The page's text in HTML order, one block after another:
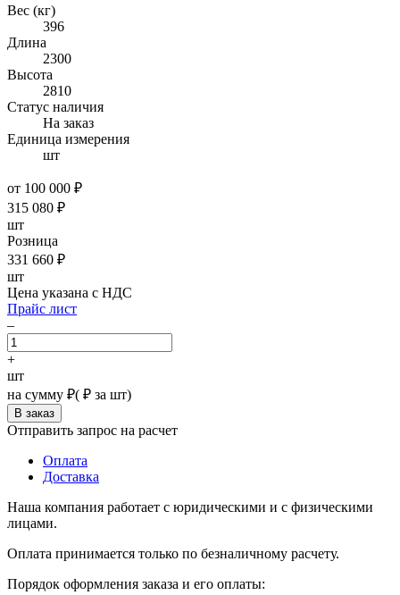
Вес (кг)
396
Длина
2300
Высота
2810
Статус наличия
На заказ
Единица измерения
шт
от 100 000 ₽
315 080 ₽
шт
Розница
331 660 ₽
шт
Цена указана с НДС
Прайс лист
–
+
шт
на сумму ₽( ₽ за шт)
Отправить запрос на расчет
Оплата
Доставка
Наша компания работает с юридическими и с физическими
лицами.
Оплата принимается только по безналичному расчету.
Порядок оформления заказа и его оплаты: